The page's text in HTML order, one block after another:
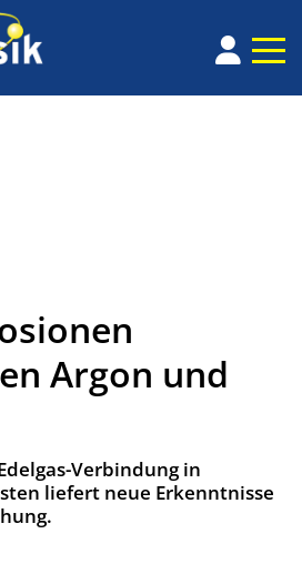
Argon und
Verbindung in
liefert neue Erkenntnisse